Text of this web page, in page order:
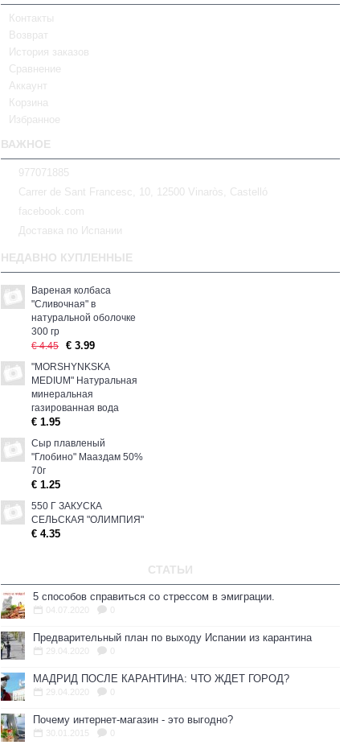
Контакты
Возврат
История заказов
Сравнение
Аккаунт
Корзина
Избранное
ВАЖНОЕ
977071885
Carrer de Sant Francesc, 10, 12500 Vinaròs, Castelló
facebook.com
Доставка по Испании
НЕДАВНО КУПЛЕННЫЕ
Вареная колбаса
"Сливочная" в
натуральной оболочке
300 гр
€ 4.45
€ 3.99
"MORSHYNKSKA
MEDIUM" Натуральная
минеральная
газированная вода
€ 1.95
Сыр плавленый
"Глобино" Мааздам 50%
70г
€ 1.25
550 Г ЗАКУСКА
СЕЛЬСКАЯ "ОЛИМПИЯ"
€ 4.35
СТАТЬИ
5 способов справиться со стрессом в эмиграции.
04.07.2020
Предварительный план по выходу Испании из карантина
МАДРИД ПОСЛЕ КАРАНТИНА: ЧТО ЖДЕТ ГОРОД?
Почему интернет-магазин - это выгодно?
30.01.2015